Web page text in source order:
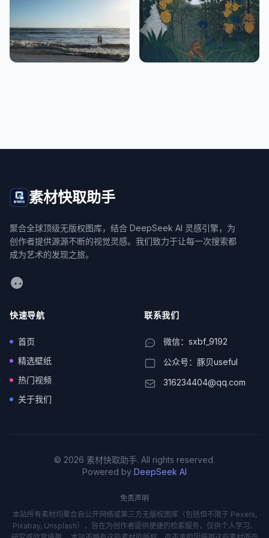
素材快取助手
聚合全球顶级无版权图库，结合 DeepSeek AI 灵感引擎，为
创作者提供源源不断的视觉灵感。我们致力于让每一次搜索都
成为艺术的发现之旅。
WeChat
快速导航
首页
精选壁纸
热门视频
关于我们
联系我们
微信：sxbf_9192
公众号：豚贝useful
316234404@qq.com
© 2026 素材快取助手. All rights reserved.
Powered by DeepSeek AI
免责声明
本站所有素材均聚合自公开网络或第三方无版权图库（包括但不限于 Pexels,
Pixabay, Unsplash），旨在为创作者提供便捷的检索服务，仅供个人学习、